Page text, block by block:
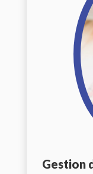
Gestion